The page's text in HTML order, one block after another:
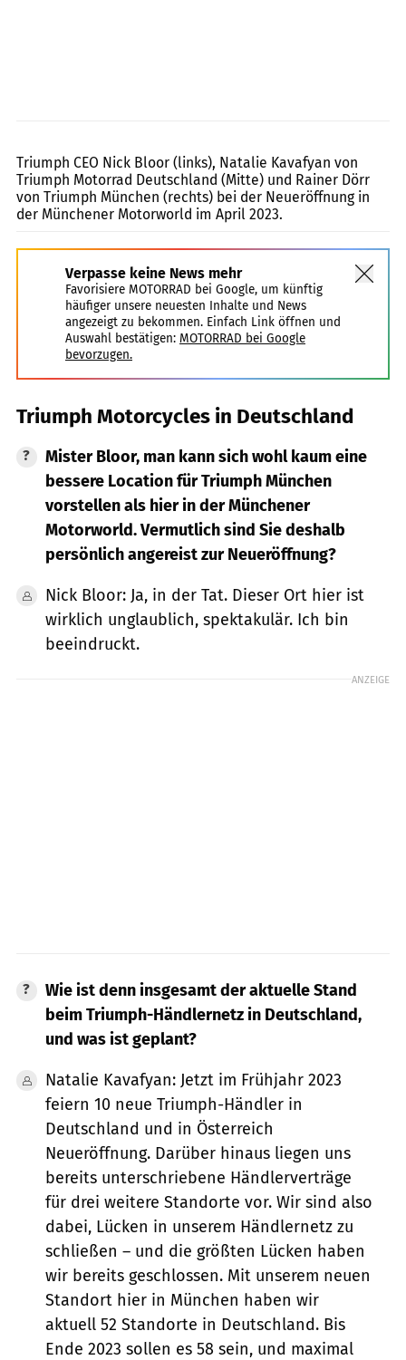
Triumph CEO Nick Bloor (links), Natalie Kavafyan von
Triumph Motorrad Deutschland (Mitte) und Rainer Dörr
von Triumph München (rechts) bei der Neueröffnung in
der Münchener Motorworld im April 2023.
Verpasse keine News mehr
Favorisiere MOTORRAD bei Google, um künftig
häufiger unsere neuesten Inhalte und News
angezeigt zu bekommen. Einfach Link öffnen und
Auswahl bestätigen: MOTORRAD bei Google
bevorzugen.
Triumph Motorcycles in Deutschland
Mister Bloor, man kann sich wohl kaum eine
bessere Location für Triumph München
vorstellen als hier in der Münchener
Motorworld. Vermutlich sind Sie deshalb
persönlich angereist zur Neueröffnung?
Nick Bloor: Ja, in der Tat. Dieser Ort hier ist
wirklich unglaublich, spektakulär. Ich bin
beeindruckt.
ANZEIGE
Wie ist denn insgesamt der aktuelle Stand
beim Triumph-Händlernetz in Deutschland,
und was ist geplant?
Natalie Kavafyan: Jetzt im Frühjahr 2023
feiern 10 neue Triumph-Händler in
Deutschland und in Österreich
Neueröffnung. Darüber hinaus liegen uns
bereits unterschriebene Händlerverträge
für drei weitere Standorte vor. Wir sind also
dabei, Lücken in unserem Händlernetz zu
schließen – und die größten Lücken haben
wir bereits geschlossen. Mit unserem neuen
Standort hier in München haben wir
aktuell 52 Standorte in Deutschland. Bis
Ende 2023 sollen es 58 sein, und maximal